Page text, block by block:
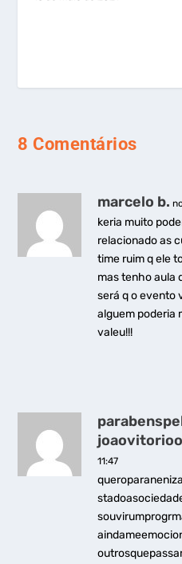
8 Comentários
marcelo b.
keria muito
relacionado as
time ruim q ele
mas tenho aula
será q o evento
alguem poderia
valeu!!!
11:47